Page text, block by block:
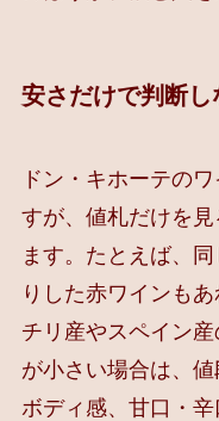
安さだけで判断し
ドン・キホーテの
すが、値札だけを
ます。たとえば、
りした赤ワインも
チリ産やスペイン
が小さい場合は、値
ボディ感、甘口・